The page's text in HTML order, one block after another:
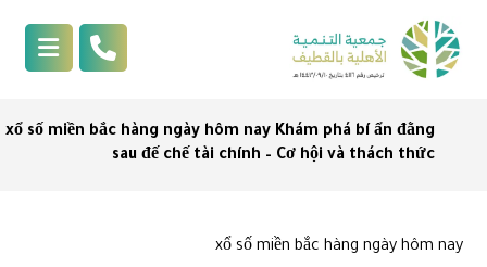
xổ số miền bắc hàng ngày hôm nay Khám phá bí ẩn đằng
sau đế chế tài chính – Cơ hội và thách thức
xổ số miền bắc hàng ngày hôm nay